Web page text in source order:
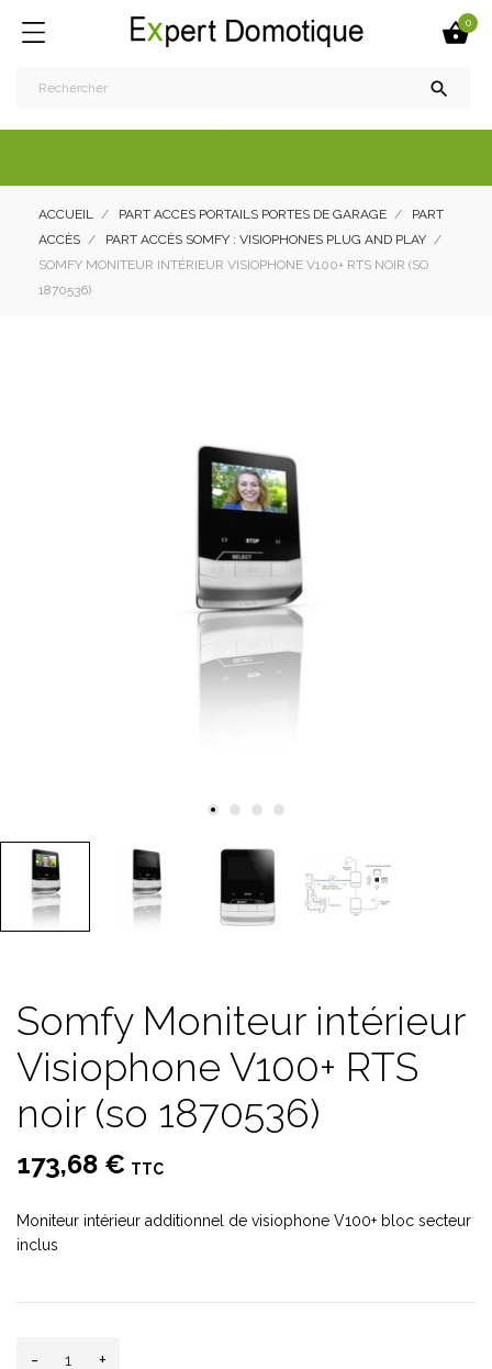
0

ACCUEIL PART ACCES PORTAILS PORTES DE GARAGE
PART
ACCÈS
PART ACCÈS SOMFY : VISIOPHONES PLUG AND PLAY
SOMFY MONITEUR INTÉRIEUR VISIOPHONE V100+ RTS NOIR (SO
1870536)
Somfy Moniteur intérieur
Visiophone V100+ RTS
noir (so 1870536)
173,68 € TTC
Moniteur intérieur additionnel de visiophone V100+ bloc secteur
inclus
- +